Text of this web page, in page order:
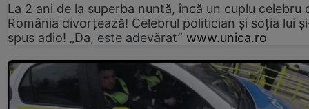
La 2 ani de la superba nuntă, încă un cuplu celebru
România divorțează! Celebrul politician și soția lui
spus adio! „Da, este adevărat” www.unica.ro